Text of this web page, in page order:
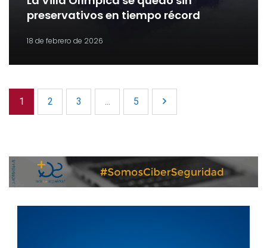
preservativos en tiempo récord
18 de febrero de 2026
1 2 3 ... 5